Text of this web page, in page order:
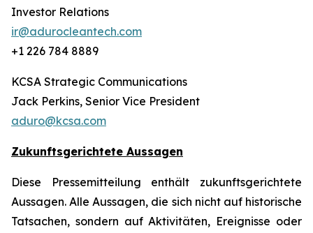
Investor Relations
ir@adurocleantech.com
+1 226 784 8889
KCSA Strategic Communications
Jack Perkins, Senior Vice President
aduro@kcsa.com
Zukunftsgerichtete Aussagen
Diese Pressemitteilung enthält zukunftsgerichtete
Aussagen. Alle Aussagen, die sich nicht auf historische
Tatsachen, sondern auf Aktivitäten, Ereignisse oder